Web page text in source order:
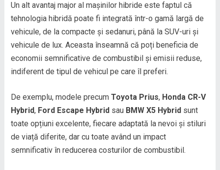
Un alt avantaj major al mașinilor hibride este faptul că
tehnologia hibridă poate fi integrată într-o gamă largă de
vehicule, de la compacte și sedanuri, până la SUV-uri și
vehicule de lux. Aceasta înseamnă că poți beneficia de
economii semnificative de combustibil și emisii reduse,
indiferent de tipul de vehicul pe care îl preferi.
De exemplu, modele precum Toyota Prius, Honda CR-V
Hybrid, Ford Escape Hybridsau BMW X5 Hybridsunt
toate opțiuni excelente, fiecare adaptată la nevoi și stiluri
de viață diferite, dar cu toate având un impact
semnificativ în reducerea costurilor de combustibil.